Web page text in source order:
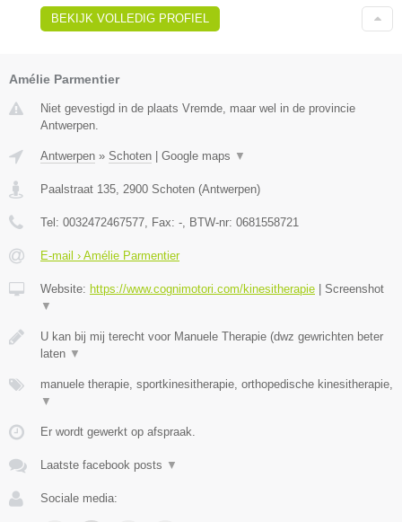
BEKIJK VOLLEDIG PROFIEL
Amélie Parmentier
Niet gevestigd in de plaats Vremde, maar wel in de provincie
Antwerpen.
Antwerpen » Schoten Google maps ▼
Paalstraat 135, 2900 Schoten (Antwerpen)
Tel: 0032472467577, Fax: -, BTW-nr: 0681558721
E-mail › Amélie Parmentier
Website: https://www.cognimotori.com/kinesitherapie
Screenshot
▼
U kan bij mij terecht voor Manuele Therapie (dwz gewrichten beter
laten ▼
manuele therapie, sportkinesitherapie, orthopedische kinesitherapie,
▼
Er wordt gewerkt op afspraak.
Laatste facebook posts ▼
Sociale media: